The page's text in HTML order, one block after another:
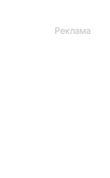
Реклама